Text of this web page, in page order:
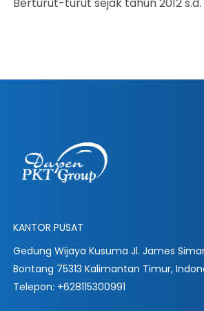
Berturut-turut sejak tahun 2012 s.d.
KANTOR PUSAT
Gedung Wijaya Kusuma Jl. James
Bontang 75313 Kalimantan Timur,
Telepon: +628115300991